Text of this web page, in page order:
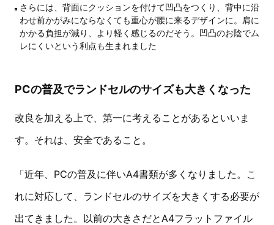
さらには、背面にクッションを付けて凹凸をつくり、背中に沿
わせ前かがみにならなくても重心が腰に来るデザインに。肩に
かかる負担が減り、より軽く感じるのだそう。凹凸のお陰でム
レにくいという利点も生まれました
PCの普及でランドセルのサイズも大きくなった
改良を加える上で、第一に考えることがあるといいま
す。それは、安全であること。
「近年、PCの普及に伴いA4書類が多くなりました。こ
れに対応して、ランドセルのサイズを大きくする必要が
出てきました。以前の大きさだとA4フラットファイル